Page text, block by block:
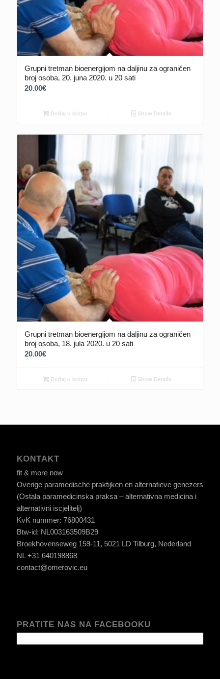
Grupni tretman bioenergijom na daljinu za ograničen
broj osoba, 20. juna 2020. u 20 sati
20.00€
Dodaj u korpu Show Details
Grupni tretman bioenergijom na daljinu za ograničen
broj osoba, 18. jula 2020. u 20 sati
20.00€
Dodaj u korpu Show Details
KONTAKT
fit & more now
Overige paramedische praktijken en alternatieve genezers
(Ostala paramedicinska praksa – alternativna medicina i
alternativni iscjelitelj)
KvK nummer: 76800431
Btw-id: NL003163509B29
Broekhovenseweg 159-11, 5021 LD Tilburg, Nederland
NL +31 640198868
contact@omerovic.eu
PRATITE NAS NA FACEBOOKU